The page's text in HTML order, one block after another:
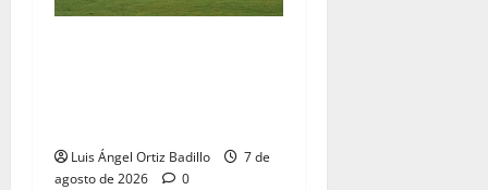
Luis Ángel Ortiz Badillo
7 de
agosto de 2026
0